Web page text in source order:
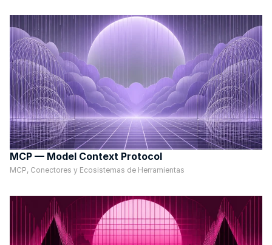
MCP — Model Context Protocol
MCP, Conectores y Ecosistemas de Herramientas